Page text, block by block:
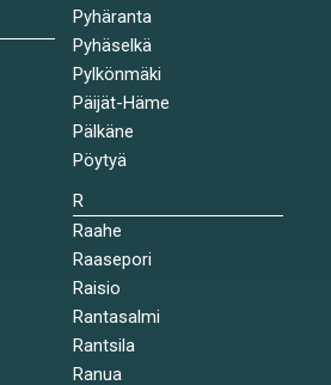
Pyhäranta
Pyhäselkä
Pylkönmäki
Päijät-Häme
Pälkäne
Pöytyä
R
Raahe
Raasepori
Raisio
Rantasalmi
Rantsila
Ranua